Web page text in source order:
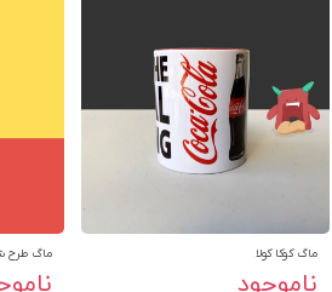
ماگ کوکا کولا
ناموجود
ماگ طرح